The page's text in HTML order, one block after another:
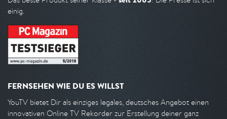
einig.
FERNSEHEN WIE DU ES WILLST
YouTV bietet Dir als einziges legales, deutsches Angebot einen
innovativen Online TV Rekorder zur Erstellung deiner ganz